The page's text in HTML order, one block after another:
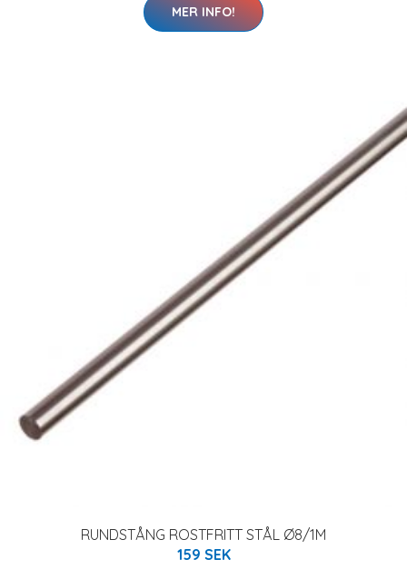
MER INFO!
RUNDSTÅNG ROSTFRITT STÅL Ø8/1M
159 SEK